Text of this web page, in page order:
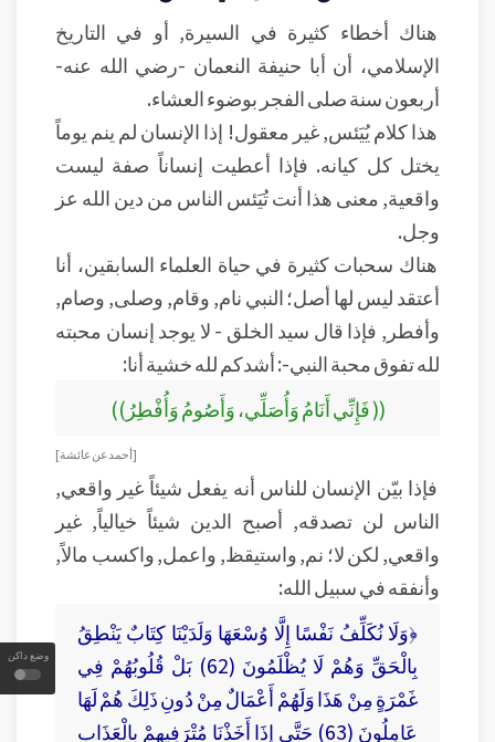
وضع داكن
هناك أخطاء كثيرة في السيرة, أو في التاريخ
الإسلامي، أن أبا حنيفة النعمان -رضي الله عنه-
أربعون سنة صلى الفجر بوضوء العشاء.
هذا كلام يُيَئس, غير معقول! إذا الإنسان لم ينم يوماً
يختل كل كيانه. فإذا أعطيت إنساناً صفة ليست
واقعية, معنى هذا أنت تُيَئس الناس من دين الله عز
وجل.
هناك سحبات كثيرة في حياة العلماء السابقين، أنا
أعتقد ليس لها أصل؛ النبي نام, وقام, وصلى, وصام,
وأفطر, فإذا قال سيد الخلق - لا يوجد إنسان محبته
لله تفوق محبة النبي-: أشدكم لله خشية أنا:
(( فَإِنِّي أَنَامُ وَأُصَلِّي، وَأَصُومُ وَأُفْطِرُ))
[ أحمد عن عائشة]
فإذا بيّن الإنسان للناس أنه يفعل شيئاً غير واقعي,
الناس لن تصدقه, أصبح الدين شيئاً خيالياً, غير
واقعي, لكن لا؛ نم, واستيقظ, واعمل, واكسب مالاً,
وأنفقه في سبيل الله:
﴿وَلَا نُكَلِّفُ نَفْسًا إِلَّا وُسْعَهَا وَلَدَيْنَا كِتَابٌ يَنْطِقُ
بِالْحَقِّ وَهُمْ لَا يُظْلَمُونَ (62) بَلْ قُلُوبُهُمْ فِي
غَمْرَةٍ مِنْ هَذَا وَلَهُمْ أَعْمَالٌ مِنْ دُونِ ذَلِكَ هُمْ لَهَا
عَامِلُونَ (63) حَتَّى إِذَا أَخَذْنَا مُتْرَفِيهِمْ بِالْعَذَابِ